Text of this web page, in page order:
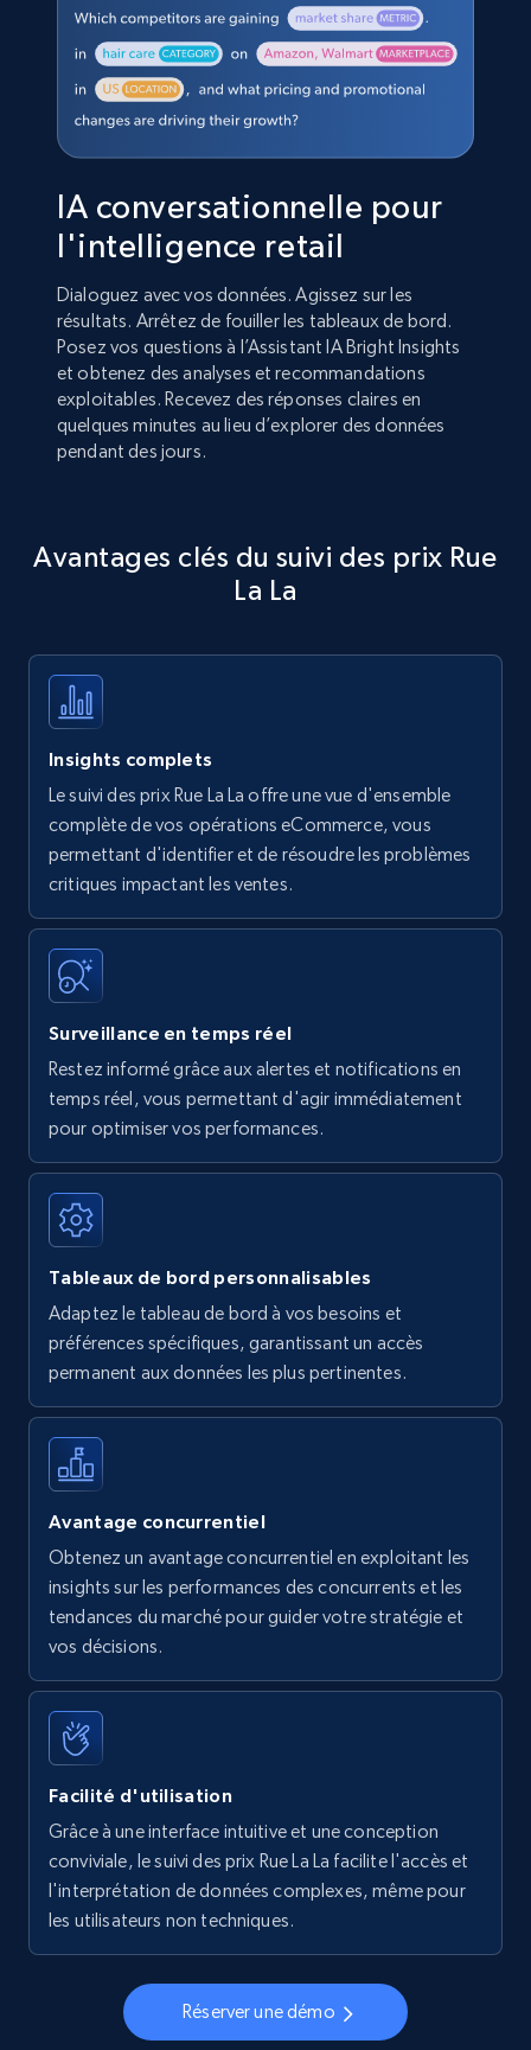
IA conversationnelle pour
l'intelligence retail
Dialoguez avec vos données. Agissez sur les
résultats. Arrêtez de fouiller les tableaux de bord.
Posez vos questions à l’Assistant IA Bright Insights
et obtenez des analyses et recommandations
exploitables. Recevez des réponses claires en
quelques minutes au lieu d’explorer des données
pendant des jours.
Avantages clés du suivi des prix Rue
La La
Insights complets
Le suivi des prix Rue La La offre une vue d'ensemble
complète de vos opérations eCommerce, vous
permettant d'identifier et de résoudre les problèmes
critiques impactant les ventes.
Surveillance en temps réel
Restez informé grâce aux alertes et notifications en
temps réel, vous permettant d'agir immédiatement
pour optimiser vos performances.
Tableaux de bord personnalisables
Adaptez le tableau de bord à vos besoins et
préférences spécifiques, garantissant un accès
permanent aux données les plus pertinentes.
Avantage concurrentiel
Obtenez un avantage concurrentiel en exploitant les
insights sur les performances des concurrents et les
tendances du marché pour guider votre stratégie et
vos décisions.
Facilité d'utilisation
Grâce à une interface intuitive et une conception
conviviale, le suivi des prix Rue La La facilite l'accès et
l'interprétation de données complexes, même pour
les utilisateurs non techniques.
Réserver une démo